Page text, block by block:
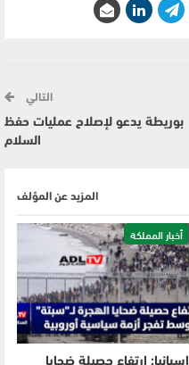
التالي
بوريطة يدعو لإصلاح عمليات حفظ
السلام
المزيد عن المؤلف
أخبار المملكة
إسبانيا: ارتفاع حصيلة ضحايا